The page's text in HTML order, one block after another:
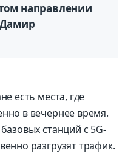
направлении
Дамир
есть места, где
в вечернее время.
станций с 5G-
разгрузят трафик.